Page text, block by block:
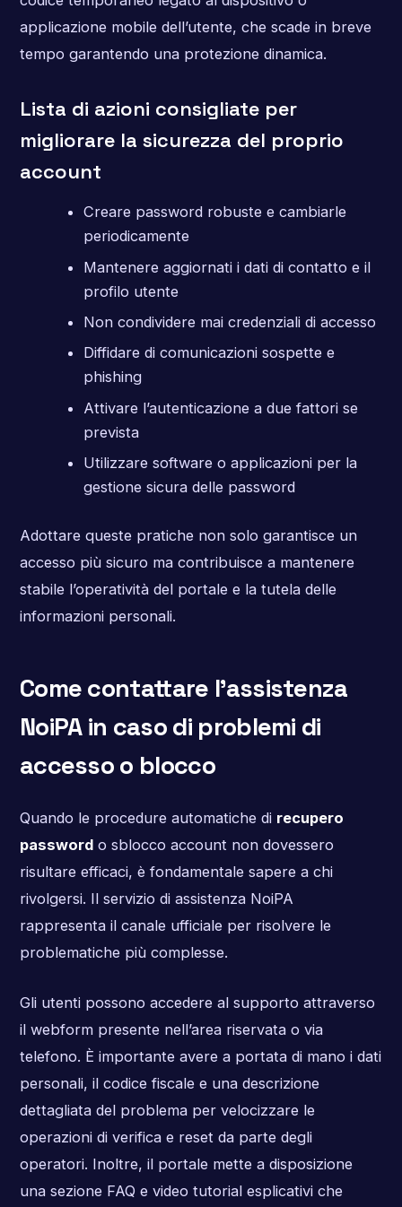
applicazione mobile dell’utente, che scade in breve
tempo garantendo una protezione dinamica.
Lista di azioni consigliate per
migliorare la sicurezza del proprio
account
Creare password robuste e cambiarle
periodicamente
Mantenere aggiornati i dati di contatto e il
profilo utente
Non condividere mai credenziali di accesso
Diffidare di comunicazioni sospette e
phishing
Attivare l’autenticazione a due fattori se
prevista
Utilizzare software o applicazioni per la
gestione sicura delle password
Adottare queste pratiche non solo garantisce un
accesso più sicuro ma contribuisce a mantenere
stabile l’operatività del portale e la tutela delle
informazioni personali.
Come contattare l’assistenza
NoiPA in caso di problemi di
accesso o blocco
Quando le procedure automatiche di recupero
passwordo sblocco account non dovessero
risultare efficaci, è fondamentale sapere a chi
rivolgersi. Il servizio di assistenza NoiPA
rappresenta il canale ufficiale per risolvere le
problematiche più complesse.
Gli utenti possono accedere al supporto attraverso
il webform presente nell’area riservata o via
telefono. È importante avere a portata di mano i dati
personali, il codice fiscale e una descrizione
dettagliata del problema per velocizzare le
operazioni di verifica e reset da parte degli
operatori. Inoltre, il portale mette a disposizione
una sezione FAQ e video tutorial esplicativi che